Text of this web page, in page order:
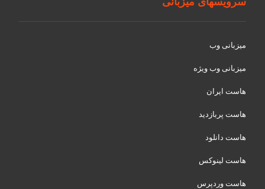
میزبانی وب
میزبانی وب ویژه
هاست ایران
هاست پربازدید
هاست دانلود
هاست لینوکس
هاست وردپرس